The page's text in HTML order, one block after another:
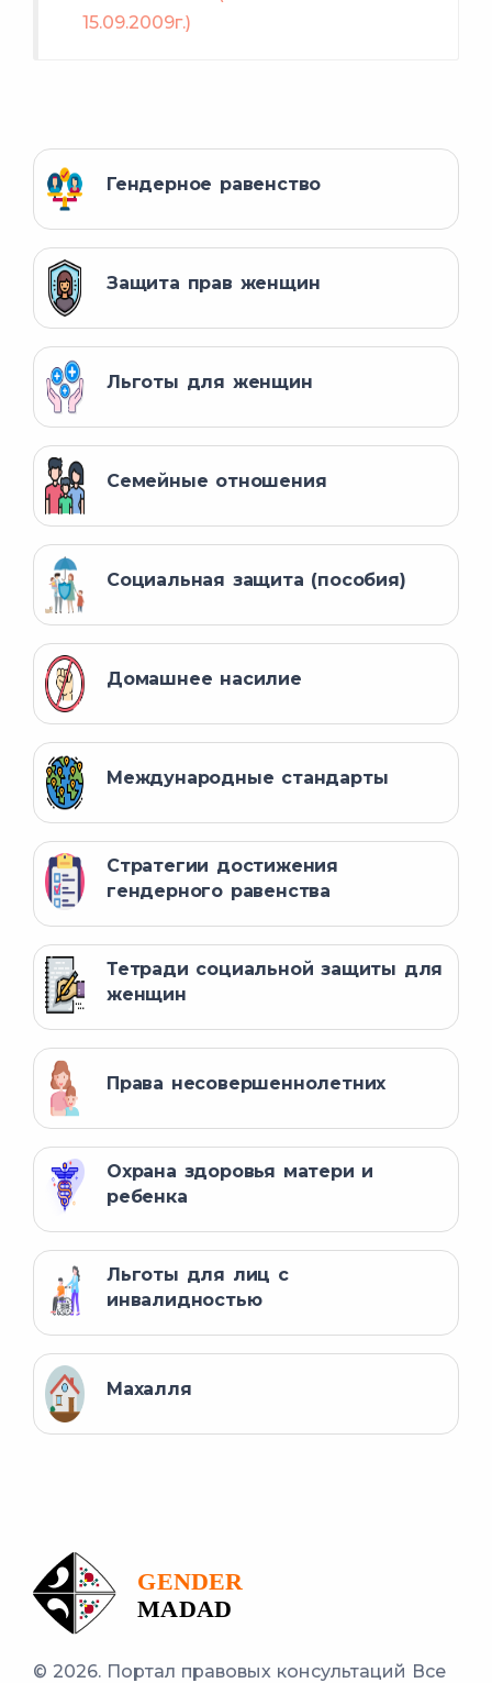
15.09.2009г.)
Гендерное равенство
Защита прав женщин
Льготы для женщин
Семейные отношения
Социальная защита (пособия)
Домашнее насилие
Международные стандарты
Стратегии достижения
гендерного равенства
Тетради социальной защиты для
женщин
Права несовершеннолетних
Охрана здоровья матери и
ребенка
Льготы для лиц с
инвалидностью
Махалля
© 2026. Портал правовых консультаций Все